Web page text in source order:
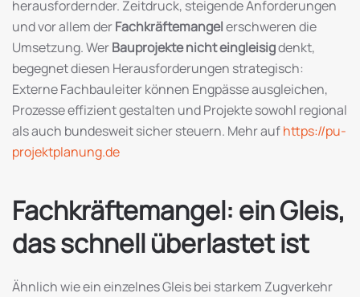
herausfordernder. Zeitdruck, steigende Anforderungen
und vor allem derFachkräftemangelerschweren die
Umsetzung. WerBauprojekte nicht eingleisigdenkt,
begegnet diesen Herausforderungen strategisch:
Externe Fachbauleiter können Engpässe ausgleichen,
Prozesse effizient gestalten und Projekte sowohl regional
als auch bundesweit sicher steuern. Mehr aufhttps://pu-
projektplanung.de
Fachkräftemangel: ein Gleis,
das schnell überlastet ist
Ähnlich wie ein einzelnes Gleis bei starkem Zugverkehr